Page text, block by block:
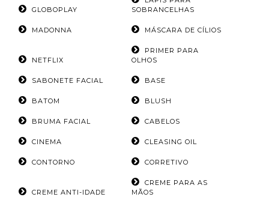
GLOBOPLAY
SOBRANCELHAS
MADONNA MÁSCARA DE CÍLIOS
NETFLIX
PRIMER PARA
OLHOS
SABONETE FACIAL BASE
BATOM BLUSH
BRUMA FACIAL CABELOS
CINEMA CLEASING OIL
CONTORNO CORRETIVO
CREME ANTI-IDADE
CREME PARA AS
MÃOS